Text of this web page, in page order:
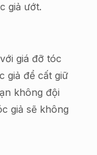
giả ướt.
giá đỡ tóc
giả để cất giữ
không đội
giả sẽ không